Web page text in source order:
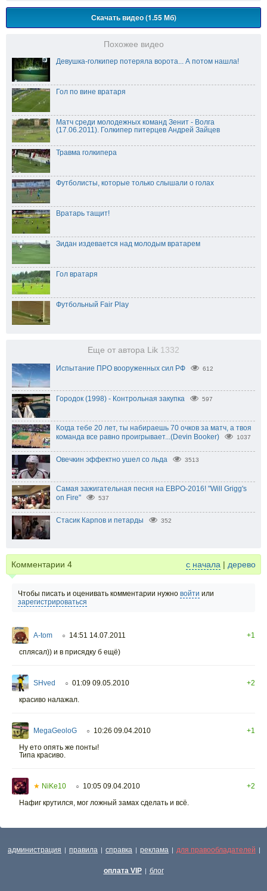
Скачать видео (1.55 Мб)
Похожее видео
Девушка-голкипер потеряла ворота... А потом нашла!
Гол по вине вратаря
Матч среди молодежных команд Зенит - Волга
(17.06.2011). Голкипер питерцев Андрей Зайцев
Травма голкипера
Футболисты, которые только слышали о голах
Вратарь тащит!
Зидан издевается над молодым вратарем
Гол вратаря
Футбольный Fair Play
Еще от автора Lik 1332
Испытание ПРО вооруженных сил РФ 612
Городок (1998) - Контрольная закупка 597
Когда тебе 20 лет, ты набираешь 70 очков за матч, а твоя
команда все равно проигрывает...(Devin Booker)
1037
Овечкин эффектно ушел со льда 3513
Самая зажигательная песня на ЕВРО-2016! "Will Grigg's
on Fire"
537
Стасик Карпов и петарды 352
Комментарии 4 с начала | дерево
Чтобы писать и оценивать комментарии нужно войти или
зарегистрироваться
A-tom ○ 14:51 14.07.2011
+1
сплясал)) и в присядку б ещё)
SHved ○ 01:09 09.05.2010
+2
красиво налажал.
MegaGeoloG ○ 10:26 09.04.2010
+1
Ну ето опять же понты!
Типа красиво.
★ NiKe10 ○ 10:05 09.04.2010
+2
Нафиг крутился, мог ложный замах сделать и всё.
администрация | правила | справка | реклама | для правообладателей |
оплата VIP | блог